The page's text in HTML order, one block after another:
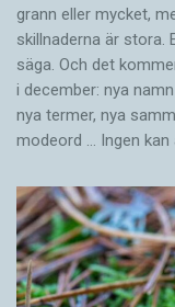
grann eller mycket,
skillnaderna är stora.
säga. Och det
i december: nya
nya termer, nya
modeord … Ingen kan